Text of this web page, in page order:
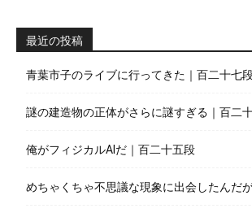
最近の投稿
青葉市子のライブに行ってきた｜百二十七
謎の建造物の正体がさらに謎すぎる｜百二
俺がフィジカルAIだ｜百二十五段
めちゃくちゃ不思議な現象に出会したんだ